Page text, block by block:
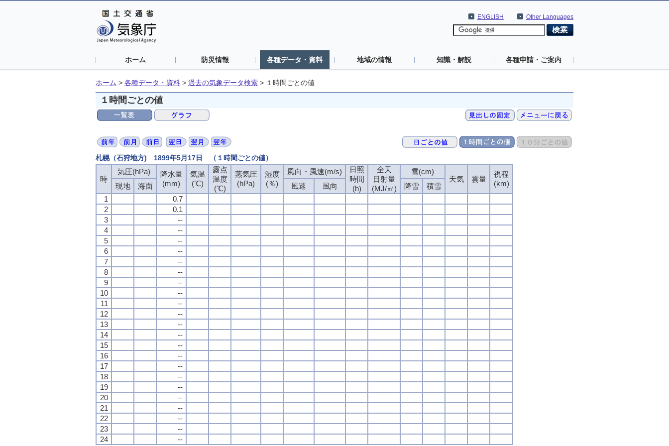
Other Languages
ENGLISH
ホーム 防災情報 各種データ・資料 地域の情報 知識・解説 各種申請・ご案内
ホーム > 各種データ・資料 > 過去の気象データ検索 > １時間ごとの値
１時間ごとの値
札幌（石狩地方) 1899年5月17日 （１時間ごとの値）
時
気圧(hPa)
降水量
(mm)
気温
(℃)
露点
温度
(℃)
蒸気圧
(hPa)
湿度
(％)
風向・風速(m/s)
日照
時間
(h)
全天
日射量
(MJ/㎡)
雪(cm)
天気
雲量
視程
(km)
現地 海面 風速 風向 降雪
積雪
1
0.7
2
0.1
3
--
4
--
5
--
6
--
7
--
8
--
9
--
10
--
11
--
12
--
13
--
14
--
15
--
16
--
17
--
18
--
19
--
20
--
21
--
22
--
23
--
24
--